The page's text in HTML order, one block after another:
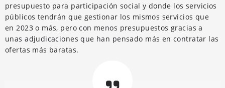
presupuesto para participación social y donde los servicios
públicos tendrán que gestionar los mismos servicios que
en 2023 o más, pero con menos presupuestos gracias a
unas adjudicaciones que han pensado más en contratar las
ofertas más baratas.